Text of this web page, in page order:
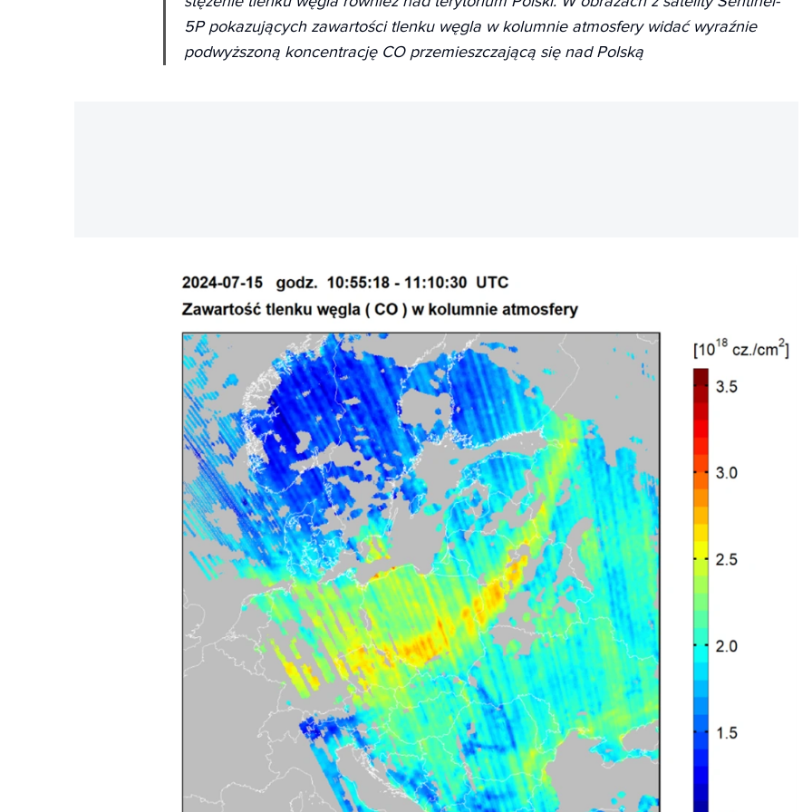
5P pokazujących zawartości tlenku węgla w kolumnie atmosfery widać wyraźnie
podwyższoną koncentrację CO przemieszczającą się nad Polską